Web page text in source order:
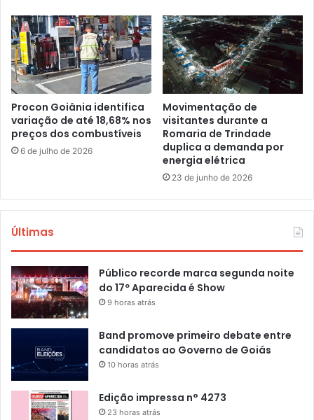
Procon Goiânia identifica
variação de até 18,68% nos
preços dos combustíveis
6 de julho de 2026
Movimentação de
visitantes durante a
Romaria de Trindade
duplica a demanda por
energia elétrica
23 de junho de 2026
Últimas
Público recorde marca segunda noite
do 17º Aparecida é Show
9 horas atrás
Band promove primeiro debate entre
candidatos ao Governo de Goiás
10 horas atrás
Edição impressa n° 4273
23 horas atrás